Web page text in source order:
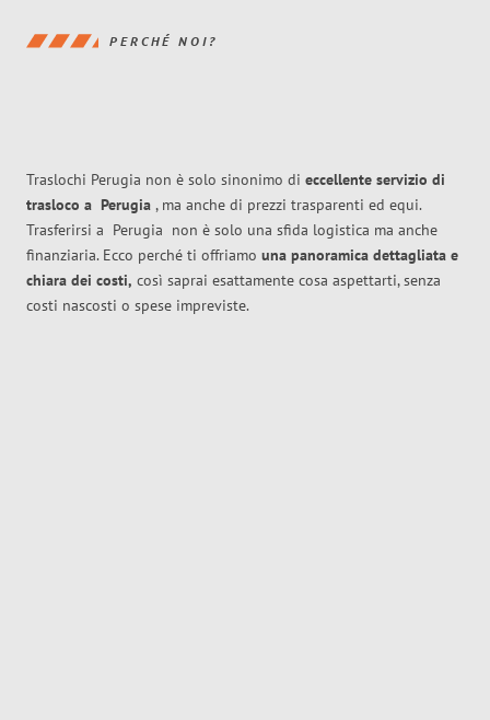
PERCHÉ NOI?
Traslochi Perugia non è solo sinonimo di eccellente servizio di
trasloco a Perugia , ma anche di prezzi trasparenti ed equi.
Trasferirsi a Perugia non è solo una sfida logistica ma anche
finanziaria. Ecco perché ti offriamo una panoramica dettagliata e
chiara dei costi, così saprai esattamente cosa aspettarti, senza
costi nascosti o spese impreviste.